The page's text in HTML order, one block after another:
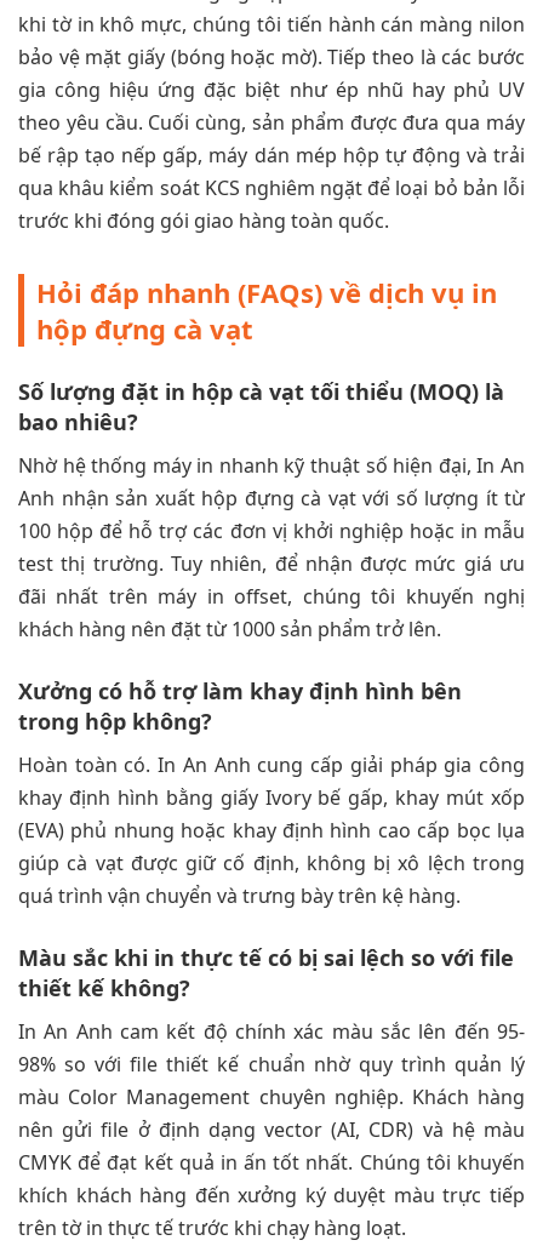
khi tờ in khô mực, chúng tôi tiến hành cán màng nilon
bảo vệ mặt giấy (bóng hoặc mờ). Tiếp theo là các bước
gia công hiệu ứng đặc biệt như ép nhũ hay phủ UV
theo yêu cầu. Cuối cùng, sản phẩm được đưa qua máy
bế rập tạo nếp gấp, máy dán mép hộp tự động và trải
qua khâu kiểm soát KCS nghiêm ngặt để loại bỏ bản lỗi
trước khi đóng gói giao hàng toàn quốc.
Hỏi đáp nhanh (FAQs) về dịch vụ in
hộp đựng cà vạt
Số lượng đặt in hộp cà vạt tối thiểu (MOQ) là
bao nhiêu?
Nhờ hệ thống máy in nhanh kỹ thuật số hiện đại, In An
Anh nhận sản xuất hộp đựng cà vạt với số lượng ít từ
100 hộp để hỗ trợ các đơn vị khởi nghiệp hoặc in mẫu
test thị trường. Tuy nhiên, để nhận được mức giá ưu
đãi nhất trên máy in offset, chúng tôi khuyến nghị
khách hàng nên đặt từ 1000 sản phẩm trở lên.
Xưởng có hỗ trợ làm khay định hình bên
trong hộp không?
Hoàn toàn có. In An Anh cung cấp giải pháp gia công
khay định hình bằng giấy Ivory bế gấp, khay mút xốp
(EVA) phủ nhung hoặc khay định hình cao cấp bọc lụa
giúp cà vạt được giữ cố định, không bị xô lệch trong
quá trình vận chuyển và trưng bày trên kệ hàng.
Màu sắc khi in thực tế có bị sai lệch so với file
thiết kế không?
In An Anh cam kết độ chính xác màu sắc lên đến 95-
98% so với file thiết kế chuẩn nhờ quy trình quản lý
màu Color Management chuyên nghiệp. Khách hàng
nên gửi file ở định dạng vector (AI, CDR) và hệ màu
CMYK để đạt kết quả in ấn tốt nhất. Chúng tôi khuyến
khích khách hàng đến xưởng ký duyệt màu trực tiếp
trên tờ in thực tế trước khi chạy hàng loạt.